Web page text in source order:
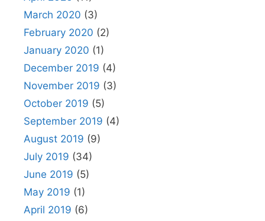
March 2020 (3)
February 2020 (2)
January 2020 (1)
December 2019 (4)
November 2019 (3)
October 2019 (5)
September 2019 (4)
August 2019 (9)
July 2019 (34)
June 2019 (5)
May 2019 (1)
April 2019 (6)